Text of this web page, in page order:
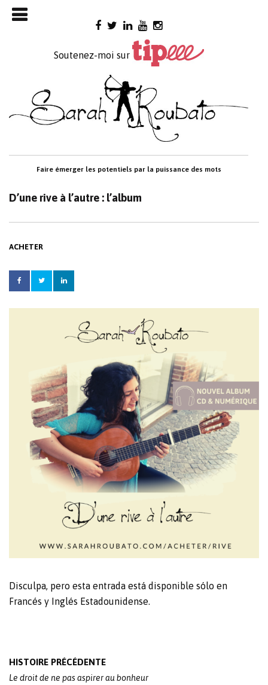
Skip
to
Soutenez-moi sur
Faire émerger les potentiels par la puissance des mots

D’une rive à l’autre : l’album
ACHETER
Disculpa, pero esta entrada está disponible sólo en
Francés y Inglés Estadounidense.
Post
navigation
HISTOIRE PRÉCÉDENTE
Le droit de ne pas aspirer au bonheur